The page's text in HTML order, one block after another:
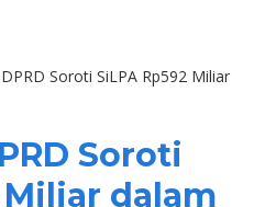
Soroti SiLPA Rp592 Miliar
Soroti
Miliar dalam